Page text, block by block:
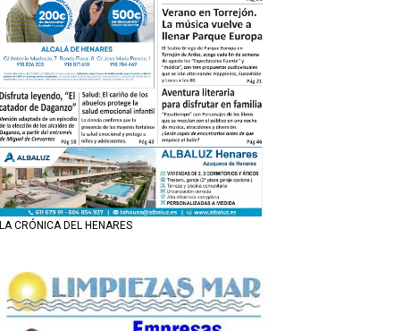
LA CRÓNICA DEL HENARES